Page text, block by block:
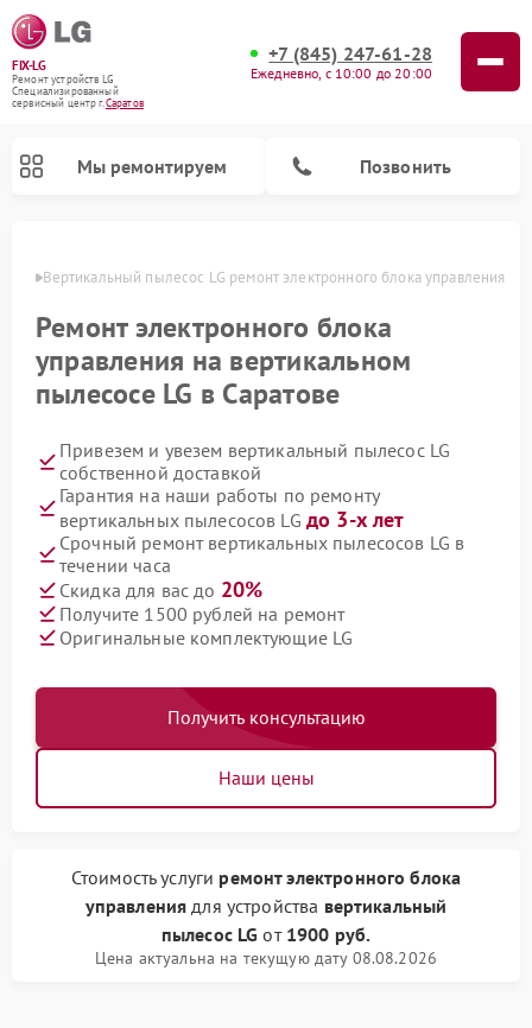
FIX-LG
Ремонт устройств LG
Специализированный
cервисный центр г.Саратов
+7 (845) 247-61-28
Ежедневно, с 10:00 до 20:00
Мы ремонтируем Позвонить
Вертикальный пылесос LG ремонт электронного блока управления
Ремонт электронного блока
управления на вертикальном
пылесосе LG в Саратове
Привезем и увезем вертикальный пылесос LG
собственной доставкой
Гарантия на наши работы по ремонту
вертикальных пылесосов LG до 3-х лет
Срочный ремонт вертикальных пылесосов LG в
течении часа
Скидка для вас до 20%
Получите 1500 рублей на ремонт
Оригинальные комплектующие LG
Получить консультацию
Наши цены
Стоимость услуги ремонт электронного блока
управления для устройства вертикальный
пылесос LG от 1900 руб.
Цена актуальна на текущую дату 08.08.2026